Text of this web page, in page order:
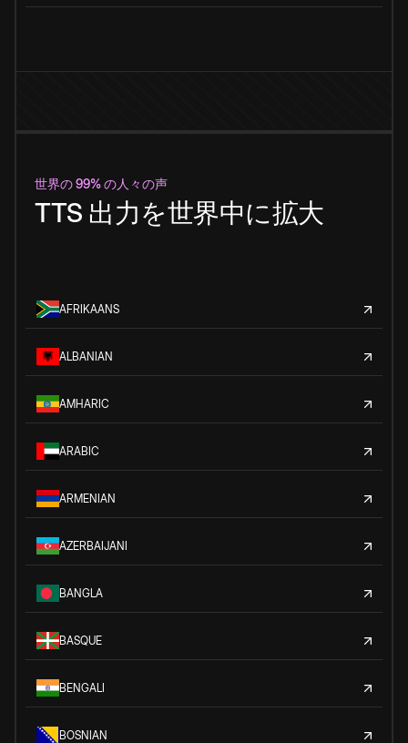
世界の 99% の人々の声
TTS 出力を世界中に拡大
AFRIKAANS
ALBANIAN
AMHARIC
ARABIC
ARMENIAN
AZERBAIJANI
BANGLA
BASQUE
BENGALI
BOSNIAN